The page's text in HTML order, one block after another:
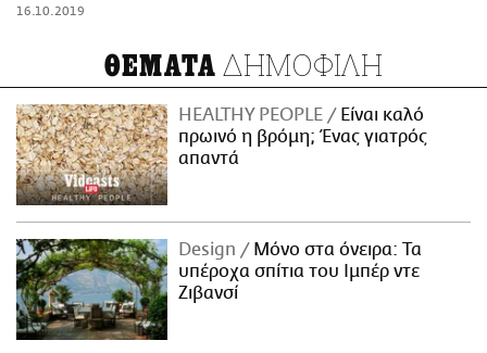
16.10.2019
ΘΕΜΑΤΑ ΔΗΜΟΦΙΛΗ
HEALTHY PEOPLE
Είναι καλό
πρωινό η βρόμη; Ένας γιατρός
απαντά
Design
Μόνο στα όνειρα: Τα
υπέροχα σπίτια του Ιμπέρ ντε
Ζιβανσί